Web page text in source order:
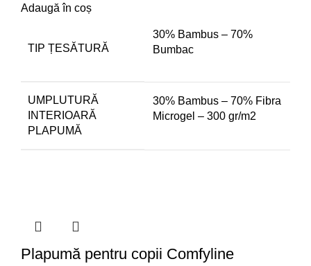
Adaugă în coș
TIP ȚESĂTURĂ
30% Bambus – 70%
Bumbac
UMPLUTURĂ
INTERIOARĂ
PLAPUMĂ
30% Bambus – 70% Fibra
Microgel – 300 gr/m2
Plapumă pentru copii Comfyline